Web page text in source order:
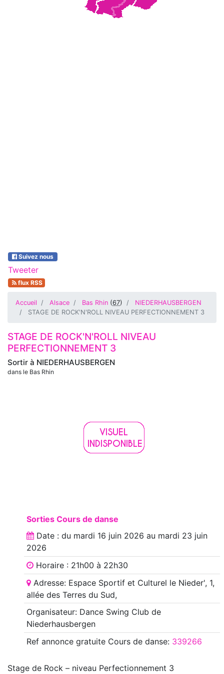
Suivez nous
Tweeter
flux RSS
Accueil Alsace Bas Rhin (67)
NIEDERHAUSBERGEN
STAGE DE ROCK'N'ROLL NIVEAU PERFECTIONNEMENT 3
Sortir à NIEDERHAUSBERGEN
dans le Bas Rhin
STAGE DE ROCK'N'ROLL NIVEAU
PERFECTIONNEMENT 3
Sorties Cours de danse
Date : du mardi 16 juin 2026 au mardi 23 juin
2026
Horaire : 21h00 à 22h30
Adresse: Espace Sportif et Culturel le Nieder', 1,
allée des Terres du Sud,
Organisateur: Dance Swing Club de
Niederhausbergen
Ref annoncegratuite Cours de danse: 339266
Stage de Rock – niveau Perfectionnement 3